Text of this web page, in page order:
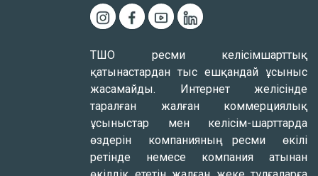
ТШО ресми келісімшарттық
қатынастардан тыс ешқандай ұсыныс
жасамайды. Интернет желісінде
таралған жалған коммерциялық
ұсыныстар мен келісім-шарттарда
өздерін компанияның ресми өкілі
ретінде немесе компания атынан